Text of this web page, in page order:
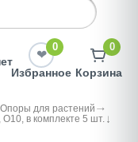
0
Избранное
0
Корзина
Опоры для растений
в комплекте 5 шт.